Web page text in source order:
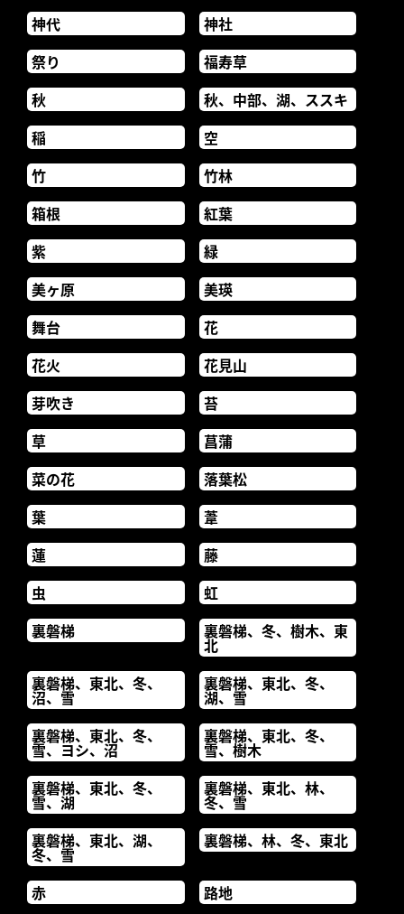
神代
神社
祭り
福寿草
秋
秋、中部、湖、ススキ
稲
空
竹
竹林
箱根
紅葉
紫
緑
美ヶ原
美瑛
舞台
花
花火
花見山
芽吹き
苔
草
菖蒲
菜の花
落葉松
葉
葦
蓮
藤
虫
虹
裏磐梯
裏磐梯、冬、樹木、東
北
裏磐梯、東北、冬、
沼、雪
裏磐梯、東北、冬、
湖、雪
裏磐梯、東北、冬、
雪、ヨシ、沼
裏磐梯、東北、冬、
雪、樹木
裏磐梯、東北、冬、
雪、湖
裏磐梯、東北、林、
冬、雪
裏磐梯、東北、湖、
冬、雪
裏磐梯、林、冬、東北
赤
路地